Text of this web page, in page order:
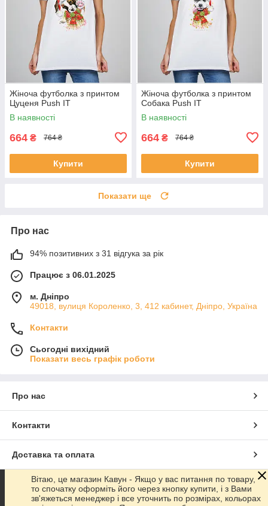
Жіноча футболка з принтом
Цуценя Push IT
В наявності
664 ₴ 764 ₴
Купити
Жіноча футболка з принтом
Собака Push IT
В наявності
664 ₴ 764 ₴
Купити
Показати ще
Про нас
94% позитивних з 31 відгука за рік
Працює з 06.01.2025
м. Дніпро
49018, вулиця Короленко, 3, 412 кабинет, Дніпро, Україна
Контакти
Сьогодні вихідний
Показати весь графік роботи
Про нас
Контакти
Доставка та оплата
Графік роботи
Вітаю, це магазин Кавун - Якщо у вас питання по товару,
то спочатку оформіть його через кнопку купити, і з Вами
зв'яжеться менеджер і все уточнить по розмірах, кольорах